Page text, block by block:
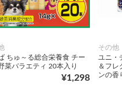
ちゅ～る総合栄養食 チー
菜バラエティ 20本入り
¥1,298
その他
ユニ・
＆フレ
ンの香